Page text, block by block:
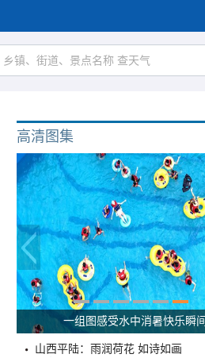
高清图集
一组图感受水中消暑快乐瞬间
山西平陆：雨润荷花 如诗如画